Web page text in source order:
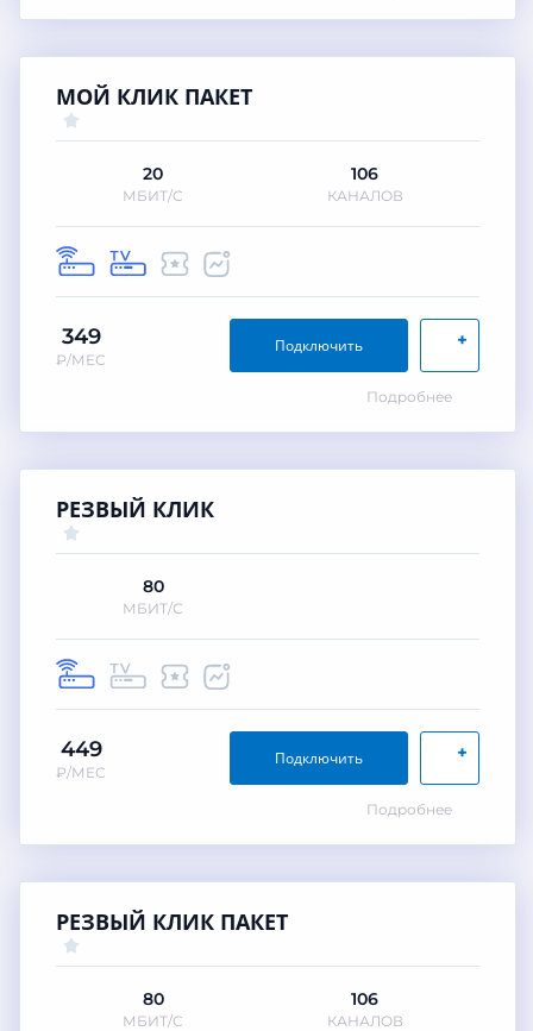
МОЙ КЛИК ПАКЕТ
20
МБИТ/С
106
КАНАЛОВ
349
₽/МЕС
+
Подключить
Подробнее
РЕЗВЫЙ КЛИК
80
МБИТ/С
449
₽/МЕС
+
Подключить
Подробнее
РЕЗВЫЙ КЛИК ПАКЕТ
80
МБИТ/С
106
КАНАЛОВ